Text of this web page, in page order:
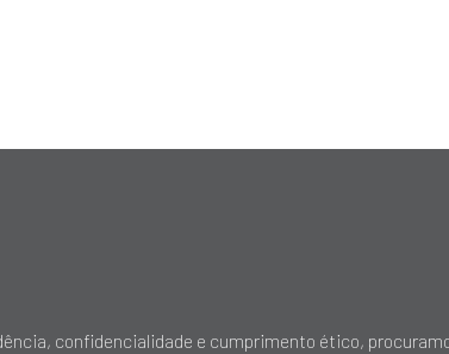
confidencialidade e cumprimento ético,